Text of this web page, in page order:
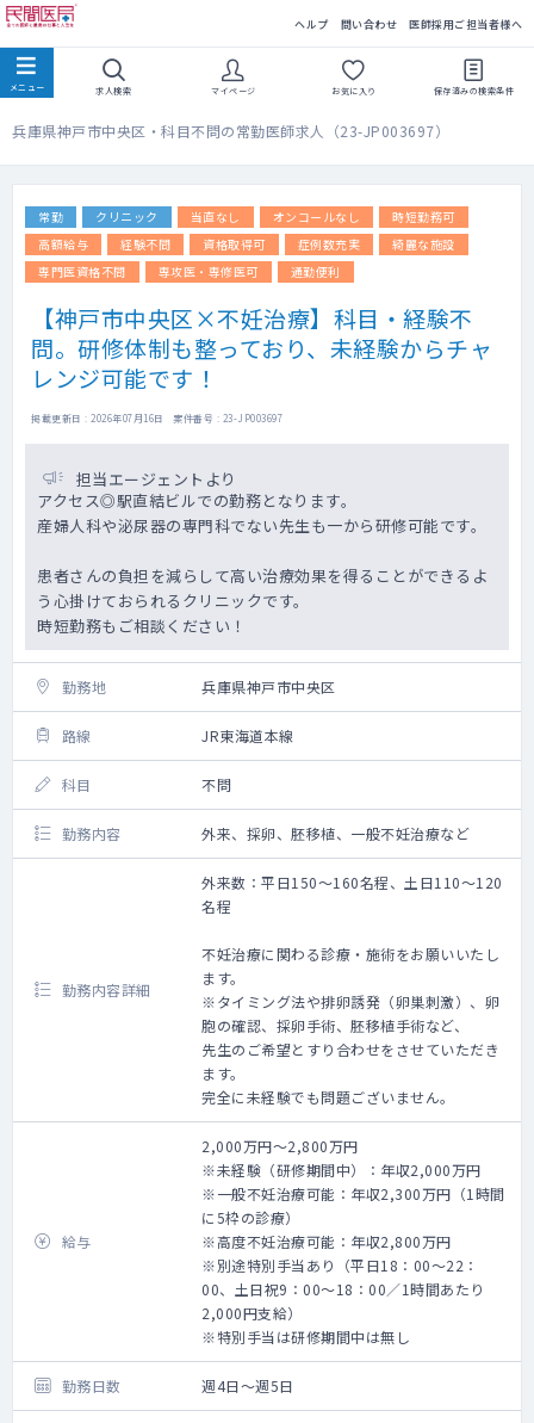
ヘルプ 問い合わせ 医師採用ご担当者様へ
求人検索 マイページ お気に入り 保存済みの検索条件
兵庫県神戸市中央区・科目不問の常勤医師求人（23-JP003697）
常勤 クリニック 当直なし オンコールなし
時短勤務可
高額給与
経験不問 資格取得可 症例数充実
綺麗な施設
専門医資格不問
専攻医・専修医可 通勤便利
【神戸市中央区×不妊治療】科目・経験不
問。研修体制も整っており、未経験からチャ
レンジ可能です！
掲載更新日 : 2026年07月16日 案件番号 : 23-JP003697
担当エージェントより
アクセス◎駅直結ビルでの勤務となります。
産婦人科や泌尿器の専門科でない先生も一から研修可能です。
患者さんの負担を減らして高い治療効果を得ることができるよ
う心掛けておられるクリニックです。
時短勤務もご相談ください！
勤務地 兵庫県神戸市中央区
路線 JR東海道本線
科目 不問
勤務内容 外来、採卵、胚移植、一般不妊治療など
勤務内容詳細
外来数：平日150～160名程、土日110～120
名程
不妊治療に関わる診療・施術をお願いいたし
ます。
※タイミング法や排卵誘発（卵巣刺激）、卵
胞の確認、採卵手術、胚移植手術など、
先生のご希望とすり合わせをさせていただき
ます。
完全に未経験でも問題ございません。
給与
2,000万円～2,800万円
※未経験（研修期間中）：年収2,000万円
※一般不妊治療可能：年収2,300万円（1時間
に5枠の診療）
※高度不妊治療可能：年収2,800万円
※別途特別手当あり（平日18：00～22：
00、土日祝9：00～18：00／1時間あたり
2,000円支給）
※特別手当は研修期間中は無し
勤務日数 週4日～週5日